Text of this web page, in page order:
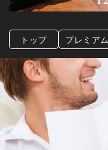
トップ プレミアム